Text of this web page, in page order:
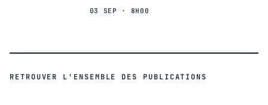
03 SEP · 8H00
RETROUVER L'ENSEMBLE DES PUBLICATIONS